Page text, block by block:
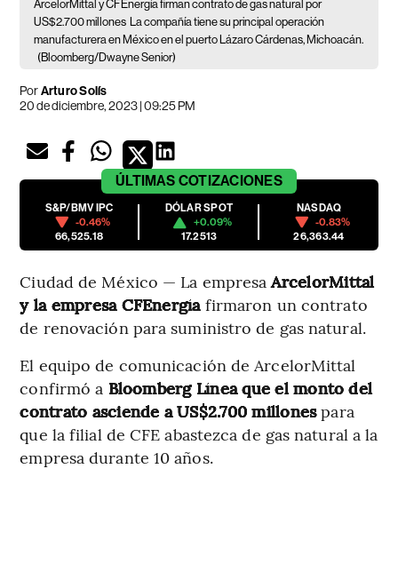
ArcelorMittal y CFEnergía firman contrato de gas natural por
US$2.700 millones La compañía tiene su principal operación
manufacturera en México en el puerto Lázaro Cárdenas, Michoacán.
(Bloomberg/Dwayne Senior)
PorArturo Solís
20 de diciembre, 2023 | 09:25 PM
ÚLTIMAS COTIZACIONES
S&P/BMV IPC
-0.46%
66,525.18
DÓLAR SPOT
+0.09%
17.2513
NASDAQ
-0.83%
26,363.44
Ciudad de México — La empresaArcelorMittal
y la empresa CFEnergíafirmaron un contrato
de renovación para suministro de gas natural.
El equipo de comunicación de ArcelorMittal
confirmó a Bloomberg Línea que el monto del
contrato asciende a US$2.700 millonespara
que la filial de CFE abastezca de gas natural a la
empresa durante 10 años.